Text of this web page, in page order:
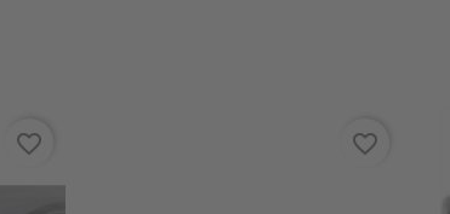
favorite_border favorite_border